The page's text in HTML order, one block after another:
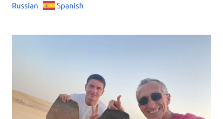
Russian
Spanish